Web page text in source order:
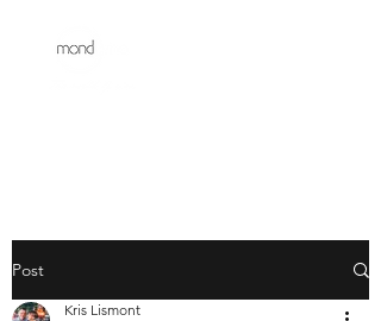
Post
Kris Lismont